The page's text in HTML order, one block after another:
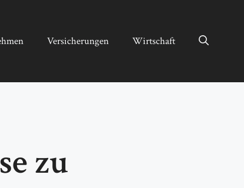
Versicherungen Wirtschaft
zu